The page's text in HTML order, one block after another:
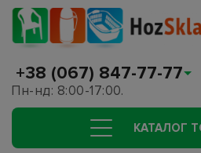
+38 (067) 847-77-77
Пн-нд: 8:00-17:00.
КАТАЛОГ